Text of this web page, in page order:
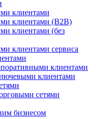
клиентами
клиентами (B2B)
клиентами (без
клиентами сервиса
клиентами
клиентами
сетями
бизнесом